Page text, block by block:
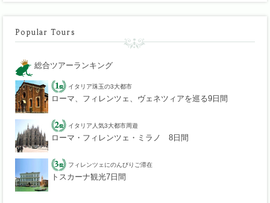
Popular Tours
総合ツアーランキング
イタリア珠玉の3大都市
ローマ、フィレンツェ、ヴェネツィアを巡る9日間
イタリア人気3大都市周遊
ローマ・フィレンツェ・ミラノ 8日間
フィレンツェにのんびりご滞在
トスカーナ観光7日間